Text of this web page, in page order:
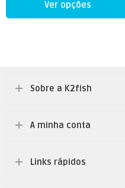
Ver opções
Sobre a K2fish
A minha conta
Links rápidos